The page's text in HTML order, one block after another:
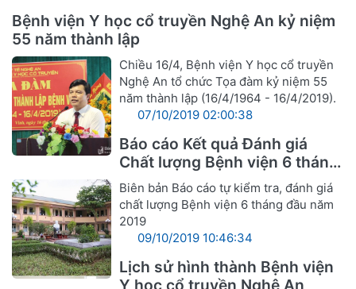
Bệnh viện Y học cổ truyền Nghệ An kỷ niệm
55 năm thành lập
Chiều 16/4, Bệnh viện Y học cổ truyền
Nghệ An tổ chức Tọa đàm kỷ niệm 55
năm thành lập (16/4/1964 - 16/4/2019).
07/10/2019 02:00:38
Báo cáo Kết quả Đánh giá
Chất lượng Bệnh viện 6 tháng
đầu năm 2019
Biên bản Báo cáo tự kiểm tra, đánh giá
chất lượng Bệnh viện 6 tháng đầu năm
2019
09/10/2019 10:46:34
Lịch sử hình thành Bệnh viện
Y học cổ truyền Nghệ An